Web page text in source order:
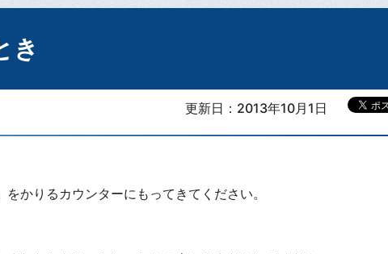
き
更新日：2013年10月1日
かりるカウンターにもってきてください。